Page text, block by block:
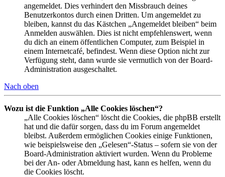
angemeldet. Dies verhindert den Missbrauch deines
Benutzerkontos durch einen Dritten. Um angemeldet zu
bleiben, kannst du das Kästchen „Angemeldet bleiben“ beim
Anmelden auswählen. Dies ist nicht empfehlenswert, wenn
du dich an einem öffentlichen Computer, zum Beispiel in
einem Internetcafé, befindest. Wenn diese Option nicht zur
Verfügung steht, dann wurde sie vermutlich von der Board-
Administration ausgeschaltet.
Nach oben
Wozu ist die Funktion „Alle Cookies löschen“?
„Alle Cookies löschen“ löscht die Cookies, die phpBB erstellt
hat und die dafür sorgen, dass du im Forum angemeldet
bleibst. Außerdem ermöglichen Cookies einige Funktionen,
wie beispielsweise den „Gelesen“-Status – sofern sie von der
Board-Administration aktiviert wurden. Wenn du Probleme
bei der An- oder Abmeldung hast, kann es helfen, wenn du
die Cookies löscht.